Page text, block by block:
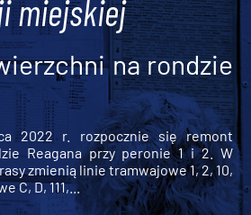
miejskiej
na rondzie
2022 r. rozpocznie się remont
Reagana przy peronie 1 i 2. W
zmienią linie tramwajowe 1, 2, 10,
C, D, 111,...